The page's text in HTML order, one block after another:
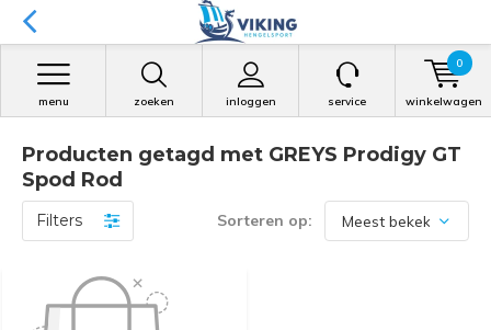
zoeken inloggen
menu service winkelwagen
0
Producten getagd met GREYS Prodigy GT
Spod Rod
Filters Sorteren op: